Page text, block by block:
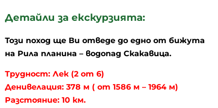
Детайли за екскурзията:
Този поход ще Ви отведе до едно от бижута
на Рила планина – водопад Скакавица.
Трудност: Лек (2 от 6)
Денивелация: 378 м ( от 1586 м – 1964 м)
Разстояние: 10 км.